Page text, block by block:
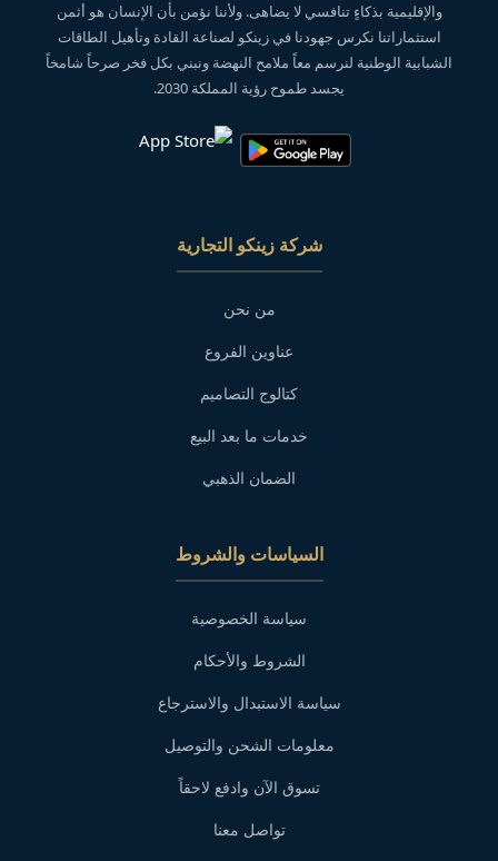
والإقليمية بذكاءٍ تنافسي لا يضاهى. ولأننا نؤمن بأن الإنسان هو أثمن
استثماراتنا نكرس جهودنا في زينكو لصناعة القادة وتأهيل الطاقات
الشبابية الوطنية لنرسم معاً ملامح النهضة ونبني بكل فخر صرحاً شامخاً
يجسد طموح رؤية المملكة 2030.
شركة زينكو التجارية
من نحن
عناوين الفروع
كتالوج التصاميم
خدمات ما بعد البيع
الضمان الذهبي
السياسات والشروط
سياسة الخصوصية
الشروط والأحكام
سياسة الاستبدال والاسترجاع
معلومات الشحن والتوصيل
تسوق الآن وادفع لاحقاً
تواصل معنا